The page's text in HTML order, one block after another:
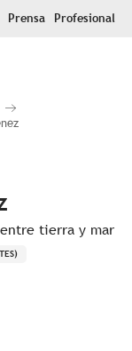
Prensa Profesional
tierra y mar